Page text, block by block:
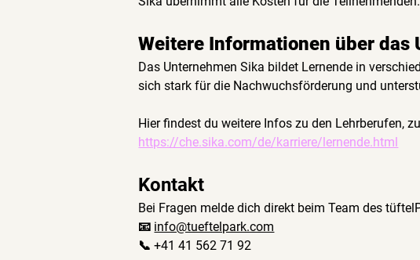
Weitere Informationen über das
Das Unternehmen Sika bildet Lernende in
sich stark für die Nachwuchsförderung und
Hier findest du weitere Infos zu den Lehrberufen,
https://che.sika.com/de/karriere/lernende.html
Kontakt
Bei Fragen melde dich direkt beim Team des
📧 info@tueftelpark.com
📞 +41 41 562 71 92